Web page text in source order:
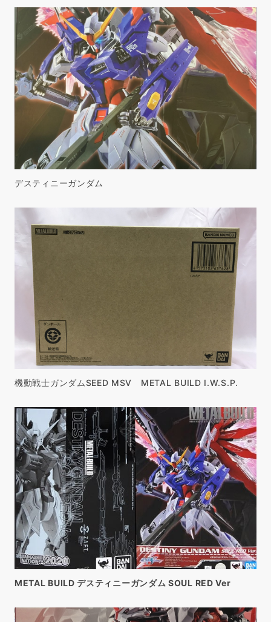
デスティニーガンダム
機動戦士ガンダムSEED MSV METAL BUILD I.W.S.P.
METAL BUILD デスティニーガンダム SOUL RED Ver